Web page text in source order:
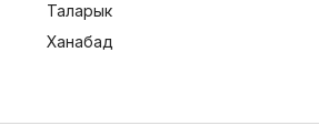
Таларык
Ханабад